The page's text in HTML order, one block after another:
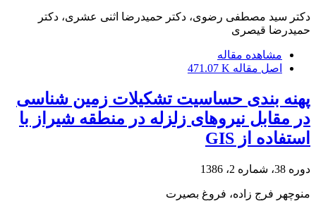
دکتر سید مصطفی رضوی، دکتر حمیدرضا اثنی عشری، دکتر
حمیدرضا قیصری
مشاهده مقاله
اصل مقاله 471.07 K
پهنه بندی حساسیت تشکیلات زمین شناسی
در مقابل نیروهای زلزله در منطقه شیراز با
استفاده از GIS
دوره 38، شماره 2، 1386
منوچهر فرج زاده، فروغ بصیرت